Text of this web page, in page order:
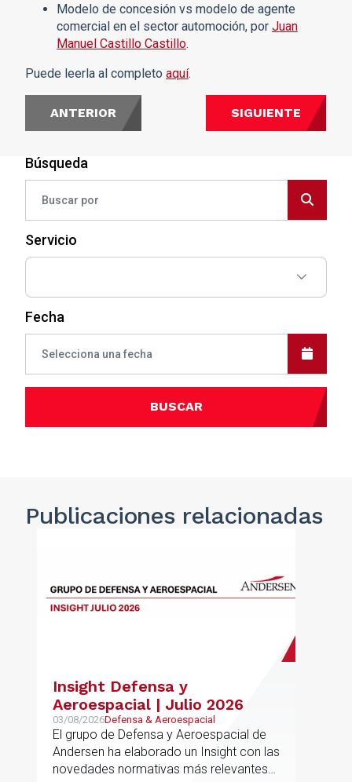
Búsqueda
Servicio
Fecha
BUSCAR
Modelo de concesión vs modelo de agente
comercial en el sector automoción, por Juan
Manuel Castillo Castillo.
Puede leerla al completo aquí.
ANTERIOR SIGUIENTE
Publicaciones relacionadas
Insight Defensa y
Aeroespacial | Julio 2026
03/08/2026Defensa & Aeroespacial
El grupo de Defensa y Aeroespacial de
Andersen ha elaborado un Insight con las
novedades normativas más relevantes